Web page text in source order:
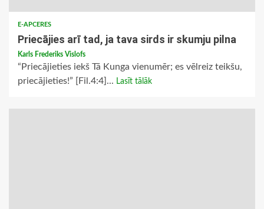
E-APCERES
Priecājies arī tad, ja tava sirds ir skumju pilna
Karls Frederiks Vislofs
“Priecājieties iekš Tā Kunga vienumēr; es vēlreiz teikšu,
priecājieties!” [Fil.4:4]... Lasīt tālāk